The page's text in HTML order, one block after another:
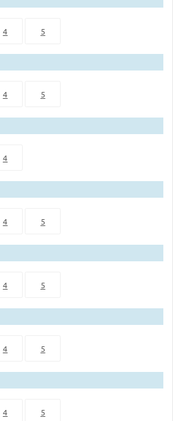
4 5
4 5
4
4 5
4 5
4 5
4 5